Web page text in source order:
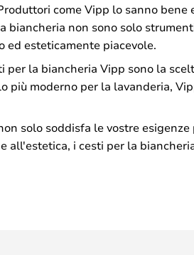
come Vipp lo sanno bene
biancheria non sono solo
ed esteticamente piacevole.
per la biancheria Vipp sono la
più moderno per la lavanderia,
solo soddisfa le vostre esigenze
all'estetica, i cesti per la